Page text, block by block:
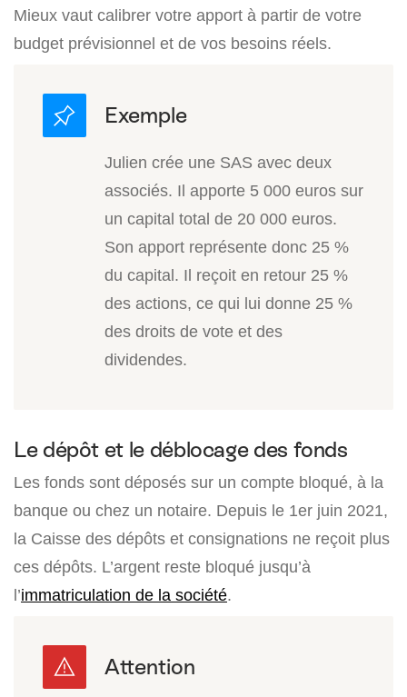
Mieux vaut calibrer votre apport à partir de votre
budget prévisionnel et de vos besoins réels.
Julien crée une SAS avec deux
associés. Il apporte 5 000 euros sur
un capital total de 20 000 euros.
Son apport représente donc 25 %
du capital. Il reçoit en retour 25 %
des actions, ce qui lui donne 25 %
des droits de vote et des
dividendes.
Le dépôt et le déblocage des fonds
Les fonds sont déposés sur un compte bloqué, à la
banque ou chez un notaire. Depuis le 1er juin 2021,
la Caisse des dépôts et consignations ne reçoit plus
ces dépôts. L’argent reste bloqué jusqu’à
l’immatriculation de la société.